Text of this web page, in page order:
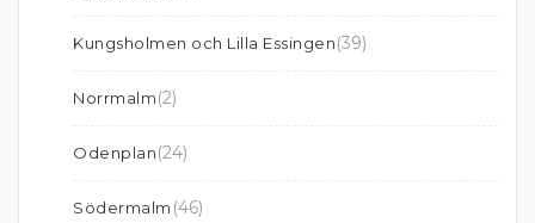
Kungsholmen och Lilla Essingen(39)
Norrmalm(2)
Odenplan(24)
Södermalm (46)